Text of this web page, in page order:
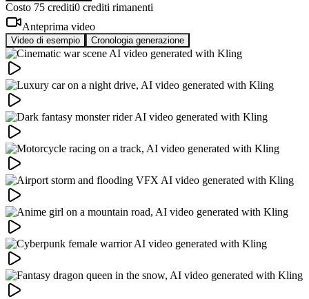
Costo 75 crediti0 crediti rimanenti
Anteprima video
Video di esempio Cronologia generazione